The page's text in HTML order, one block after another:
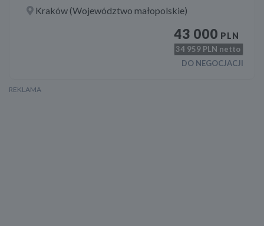
Kraków (Województwo małopolskie)
43 000 PLN
34 959 PLN netto
DO NEGOCJACJI